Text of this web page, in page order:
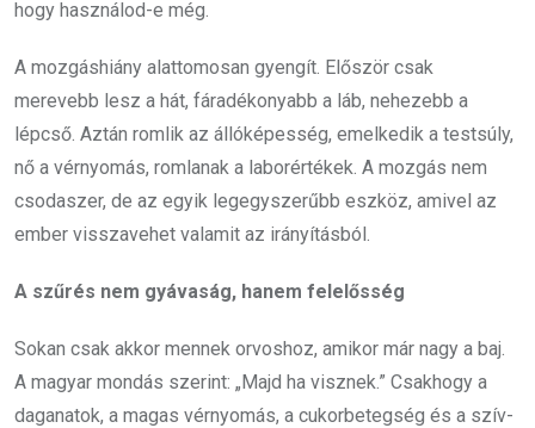
hogy használod-e még.
A mozgáshiány alattomosan gyengít. Először csak
merevebb lesz a hát, fáradékonyabb a láb, nehezebb a
lépcső. Aztán romlik az állóképesség, emelkedik a testsúly,
nő a vérnyomás, romlanak a laborértékek. A mozgás nem
csodaszer, de az egyik legegyszerűbb eszköz, amivel az
ember visszavehet valamit az irányításból.
A szűrés nem gyávaság, hanem felelősség
Sokan csak akkor mennek orvoshoz, amikor már nagy a baj.
A magyar mondás szerint: „Majd ha visznek.” Csakhogy a
daganatok, a magas vérnyomás, a cukorbetegség és a szív-